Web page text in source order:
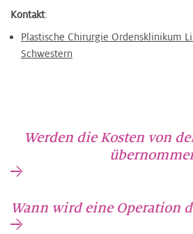
Kontakt:
Plastische Chirurgie Ordensklinikum
Schwestern
Werden die Kosten von
Wann wird eine Operation